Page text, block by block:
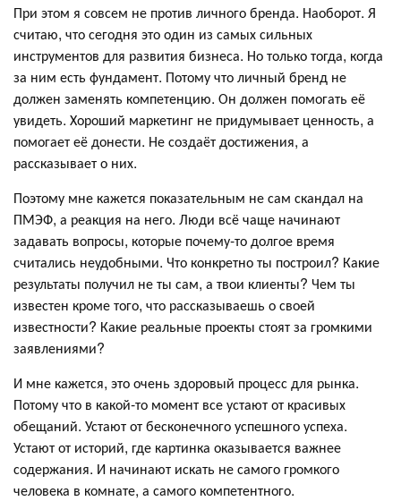
При этом я совсем не против личного бренда. Наоборот. Я
считаю, что сегодня это один из самых сильных
инструментов для развития бизнеса. Но только тогда, когда
за ним есть фундамент. Потому что личный бренд не
должен заменять компетенцию. Он должен помогать её
увидеть. Хороший маркетинг не придумывает ценность, а
помогает её донести. Не создаёт достижения, а
рассказывает о них.
Поэтому мне кажется показательным не сам скандал на
ПМЭФ, а реакция на него. Люди всё чаще начинают
задавать вопросы, которые почему-то долгое время
считались неудобными. Что конкретно ты построил? Какие
результаты получил не ты сам, а твои клиенты? Чем ты
известен кроме того, что рассказываешь о своей
известности? Какие реальные проекты стоят за громкими
заявлениями?
И мне кажется, это очень здоровый процесс для рынка.
Потому что в какой-то момент все устают от красивых
обещаний. Устают от бесконечного успешного успеха.
Устают от историй, где картинка оказывается важнее
содержания. И начинают искать не самого громкого
человека в комнате, а самого компетентного.